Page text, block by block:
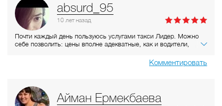
absurd_95
10 летназад
Почти каждый день пользуюсь услугами такси Лидер. Можно
себе позволить: цены вполне адекватные, как и водители,
заказывать такси не только по телефону, но и в интернете, и по
смс - тоже большой плюс. Очень здорово, что есть Лидер,
Комментировать
Айман Ермекбаева